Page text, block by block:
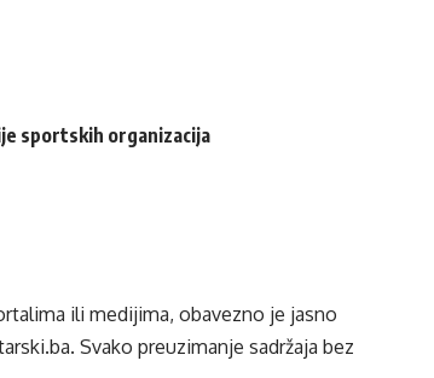
sportskih organizacija
ili medijima, obavezno je jasno
. Svako preuzimanje sadržaja bez